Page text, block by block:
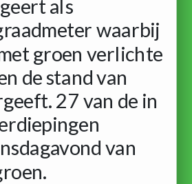
als
waarbij
groen verlichte
de stand van
27 van de in
van